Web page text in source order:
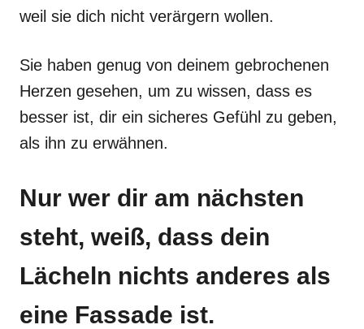
weil sie dich nicht verärgern wollen.
Sie haben genug von deinem gebrochenen
Herzen gesehen, um zu wissen, dass es
besser ist, dir ein sicheres Gefühl zu geben,
als ihn zu erwähnen.
Nur wer dir am nächsten
steht, weiß, dass dein
Lächeln nichts anderes als
eine Fassade ist.